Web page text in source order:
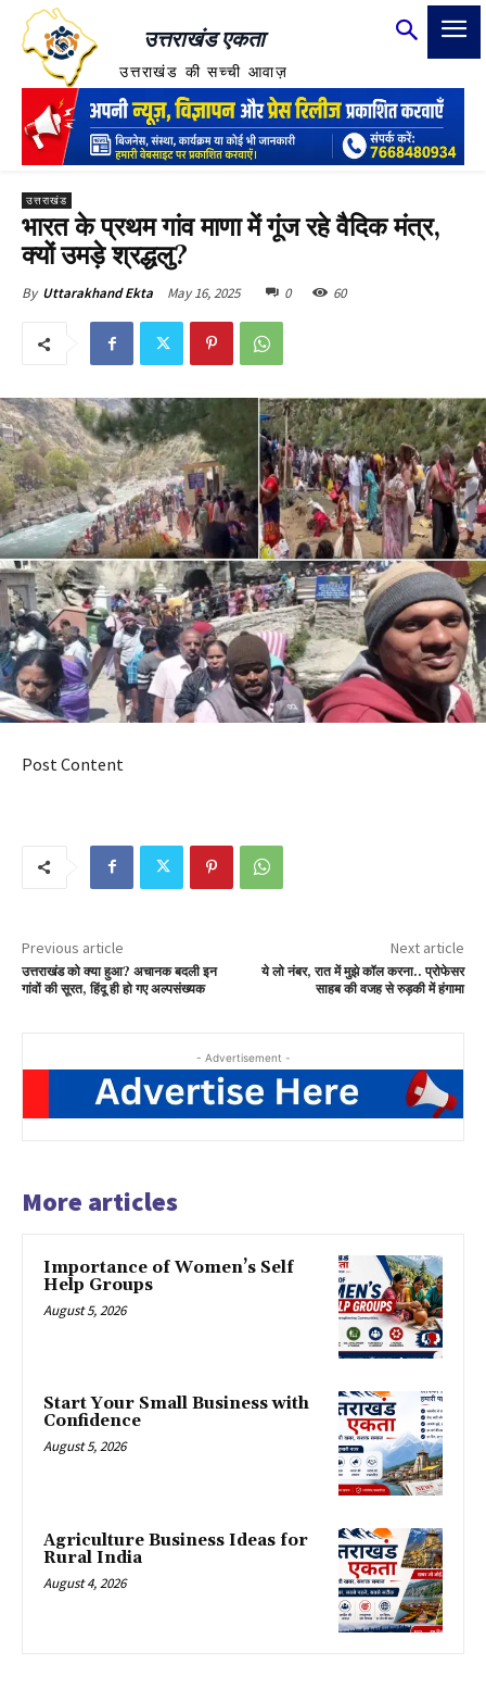
उत्तराखंड एकता
उत्तराखंड की सच्ची आवाज़
उत्तराखंड
भारत के प्रथम गांव माणा में गूंज रहे वैदिक मंत्र,
क्यों उमड़े श्रद्धलु?
By Uttarakhand Ekta May 16, 2025 0 60
Post Content
Previous article
उत्तराखंड को क्या हुआ? अचानक बदली इन
गांवों की सूरत, हिंदू ही हो गए अल्पसंख्यक
Next article
ये लो नंबर, रात में मुझे कॉल करना.. प्रोफेसर
साहब की वजह से रुड़की में हंगामा
- Advertisement -
More articles
Importance of Women’s Self
Help Groups
August 5, 2026
Start Your Small Business with
Confidence
August 5, 2026
Agriculture Business Ideas for
Rural India
August 4, 2026